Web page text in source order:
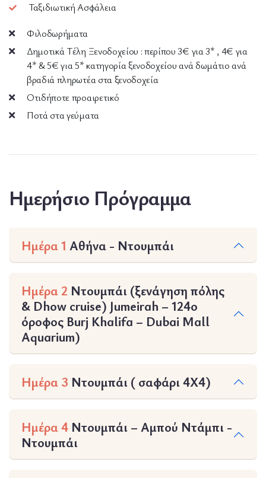
Ταξιδιωτική Ασφάλεια
Φιλοδωρήματα
Δημοτικά Τέλη Ξενοδοχείου : περίπου 3€ για 3* , 4€ για
4* & 5€ για 5* κατηγορία ξενοδοχείου ανά δωμάτιο ανά
βραδιά πληρωτέα στα ξενοδοχεία
Οτιδήποτε προαιρετικό
Ποτά στα γεύματα
Ημερήσιο Πρόγραμμα
Ημέρα 1 Αθήνα - Ντουμπάι
Ημέρα 2 Ντουμπάι (ξενάγηση πόλης
& Dhow cruise) Jumeirah – 124ο
όροφος Burj Khalifa – Dubai Mall
Aquarium)
Ημέρα 3 Ντουμπάι ( σαφάρι 4Χ4)
Ημέρα 4 Ντουμπάι – Αμπού Ντάμπι -
Ντουμπάι